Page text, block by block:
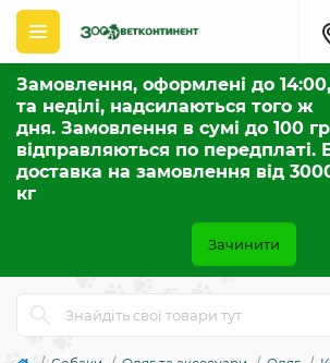
Замовлення, оформлені до
та неділі, надсилаються того ж
дня. Замовлення в сумі до 100
відправляються по передплаті.
доставка на замовлення від
кг
Зачинити